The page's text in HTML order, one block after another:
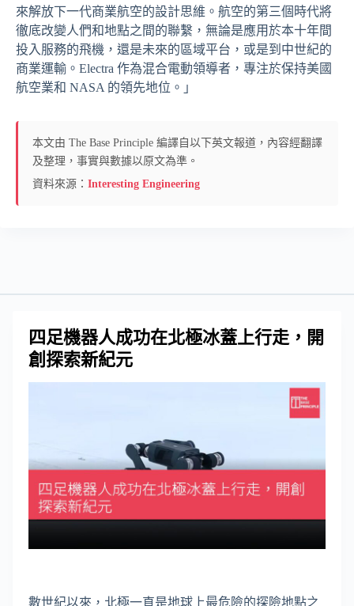
來解放下一代商業航空的設計思維。航空的第三個時代將
徹底改變人們和地點之間的聯繫，無論是應用於本十年間
投入服務的飛機，還是未來的區域平台，或是到中世紀的
商業運輸。Electra 作為混合電動領導者，專注於保持美國
航空業和 NASA 的領先地位。」
本文由 The Base Principle 編譯自以下英文報道，內容經翻譯
及整理，事實與數據以原文為準。
資料來源： Interesting Engineering
四足機器人成功在北極冰蓋上行走，開
創探索新紀元
數世紀以來，北極一直是地球上最危險的探險地點之